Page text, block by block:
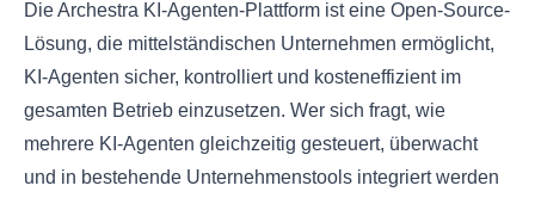
Die Archestra KI-Agenten-Plattform ist eine Open-Source-
Lösung, die mittelständischen Unternehmen ermöglicht,
KI-Agenten sicher, kontrolliert und kosteneffizient im
gesamten Betrieb einzusetzen. Wer sich fragt, wie
mehrere KI-Agenten gleichzeitig gesteuert, überwacht
und in bestehende Unternehmenstools integriert werden